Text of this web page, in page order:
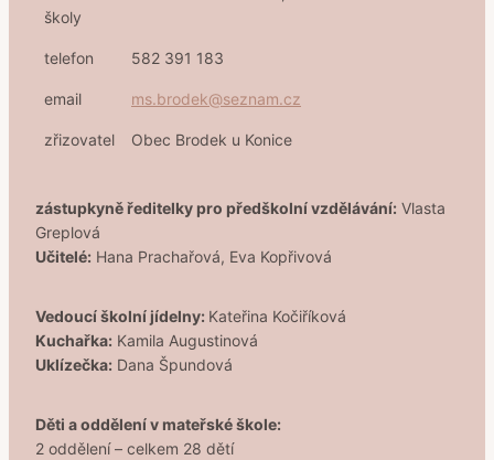
školy
telefon 582 391 183
email ms.brodek@seznam.cz
zřizovatel Obec Brodek u Konice
zástupkyně ředitelky pro předškolní vzdělávání: Vlasta
Greplová
Učitelé: Hana Prachařová, Eva Kopřivová
Vedoucí školní jídelny: Kateřina Kočiříková
Kuchařka: Kamila Augustinová
Uklízečka: Dana Špundová
Děti a oddělení v mateřské škole:
2 oddělení – celkem 28 dětí